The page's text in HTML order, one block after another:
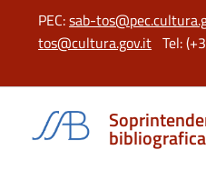
PEC:sab-
tos@cultura.gov.it Tel: